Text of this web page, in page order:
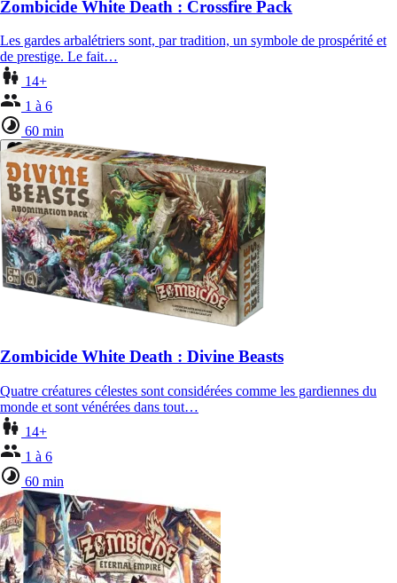
Zombicide White Death : Crossfire Pack
Les gardes arbalétriers sont, par tradition, un symbole de prospérité et
de prestige. Le fait…
14+
1 à 6
60 min
Zombicide White Death : Divine Beasts
Quatre créatures célestes sont considérées comme les gardiennes du
monde et sont vénérées dans tout…
14+
1 à 6
60 min